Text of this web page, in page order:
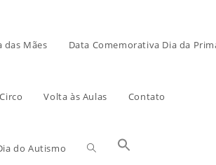
das Mães Data Comemorativa Dia da
Volta às Aulas Contato
do Autismo